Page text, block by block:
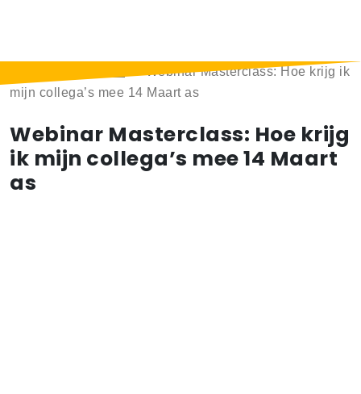
Webinar Masterclass: Hoe krijg ik
mijn collega’s mee 14 Maart as
Webinar Masterclass: Hoe krijg
ik mijn collega’s mee 14 Maart
as